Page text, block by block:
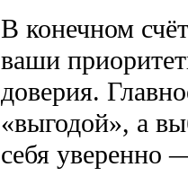
В конечном
ваши
доверия.
«выгодой», а
себя уверенно